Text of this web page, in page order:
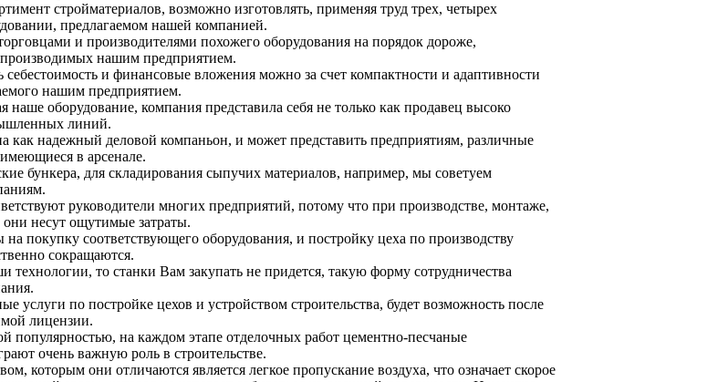
стройматериалов, возможно изготовлять, применяя труд трех, четырех
предлагаемом нашей компанией.
и производителями похожего оборудования на порядок дороже,
нашим предприятием.
себестоимость и финансовые вложения можно за счет компактности и адаптивности
нашим предприятием.
наше оборудование, компания представила себя не только как продавец высоко
линий.
как надежный деловой компаньон, и может представить предприятиям, различные
в арсенале.
бункера, для складирования сыпучих материалов, например, мы советуем
руководители многих предприятий, потому что при производстве, монтаже,
они несут ощутимые затраты.
на покупку соответствующего оборудования, и постройку цеха по производству
сокращаются.
технологии, то станки Вам закупать не придется, такую форму сотрудничества
услуги по постройке цехов и устройством строительства, будет возможность после
лицензии.
популярностью, на каждом этапе отделочных работ цементно-песчаные
очень важную роль в строительстве.
которым они отличаются является легкое пропускание воздуха, что означает скорое